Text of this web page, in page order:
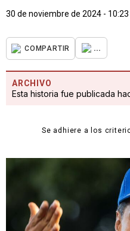
30 de noviembre de 2024 - 10:23
COMPARTIR ...
ARCHIVO
Esta historia fue publicada
Se adhiere a los